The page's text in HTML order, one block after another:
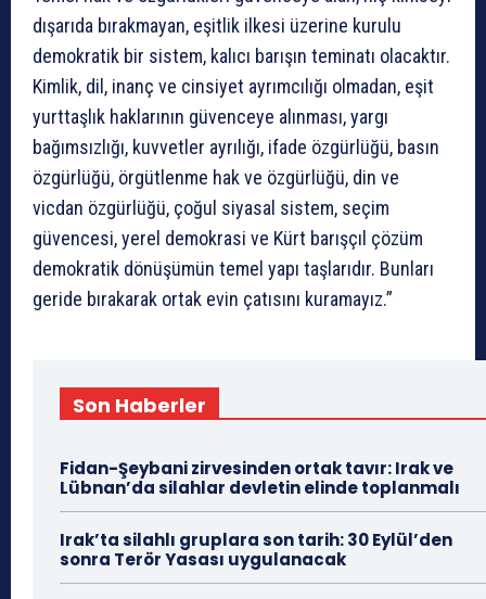
dışarıda bırakmayan, eşitlik ilkesi üzerine kurulu
demokratik bir sistem, kalıcı barışın teminatı olacaktır.
Kimlik, dil, inanç ve cinsiyet ayrımcılığı olmadan, eşit
yurttaşlık haklarının güvenceye alınması, yargı
bağımsızlığı, kuvvetler ayrılığı, ifade özgürlüğü, basın
özgürlüğü, örgütlenme hak ve özgürlüğü, din ve
vicdan özgürlüğü, çoğul siyasal sistem, seçim
güvencesi, yerel demokrasi ve Kürt barışçıl çözüm
demokratik dönüşümün temel yapı taşlarıdır. Bunları
geride bırakarak ortak evin çatısını kuramayız.”
Son Haberler
Fidan-Şeybani zirvesinden ortak tavır: Irak ve
Lübnan’da silahlar devletin elinde toplanmalı
Irak’ta silahlı gruplara son tarih: 30 Eylül’den
sonra Terör Yasası uygulanacak